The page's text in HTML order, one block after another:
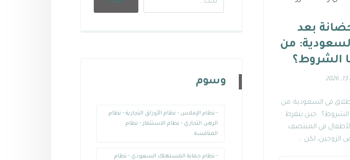
بعد
من
الشروط؟
في السعودية: من
الشروط؟ حين ينفرط
في المنتصف
الزوجين، لكن ...
وسوم
- نظام الإفلاس - نظام الأوراق التجارية - نظام
الرهن التجاري - نظام الاستثمار - نظام
المنافسة
- نظام حماية المستهلك السعودي - نظام